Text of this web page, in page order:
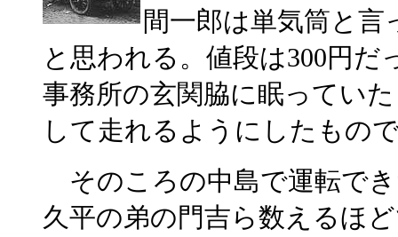
間一郎は単気筒と
と思われる。値段は300円だ
事務所の玄関脇に眠ってい
して走れるようにしたもの
そのころの中島で運転で
久平の弟の門吉ら数えるほ